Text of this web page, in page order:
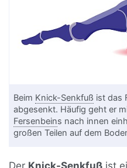
Beim Knick-Senkfuß ist das
abgesenkt. Häufig geht er
Fersenbeins nach innen
großen Teilen auf dem
Der Knick-Senkfuß ist